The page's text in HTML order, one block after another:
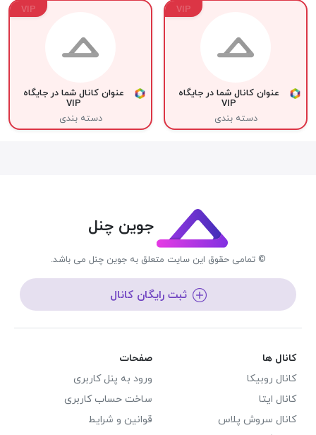
VIP
عنوان کانال شما در جایگاه
VIP
دسته بندی
VIP
عنوان کانال شما در جایگاه
VIP
دسته بندی
جوین چنل
© تمامی حقوق این سایت متعلق به جوین چنل می باشد.
ثبت رایگان کانال
کانال ها
کانال روبیکا
کانال ایتا
کانال سروش پلاس
صفحات
ورود به پنل کاربری
ساخت حساب کاربری
قوانین و شرایط